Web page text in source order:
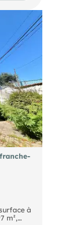
et du
dans
desservi.
directe
La
le
au
C17,
à
m²,